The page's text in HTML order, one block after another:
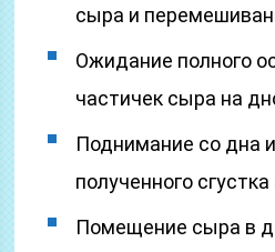
сыра и
Ожидание полного
частичек сыра на
Поднимание со дна
полученного
Помещение сыра в